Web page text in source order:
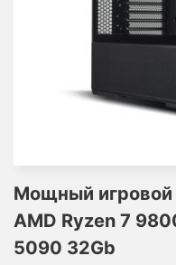
Мощный игровой
AMD Ryzen 7
5090 32Gb